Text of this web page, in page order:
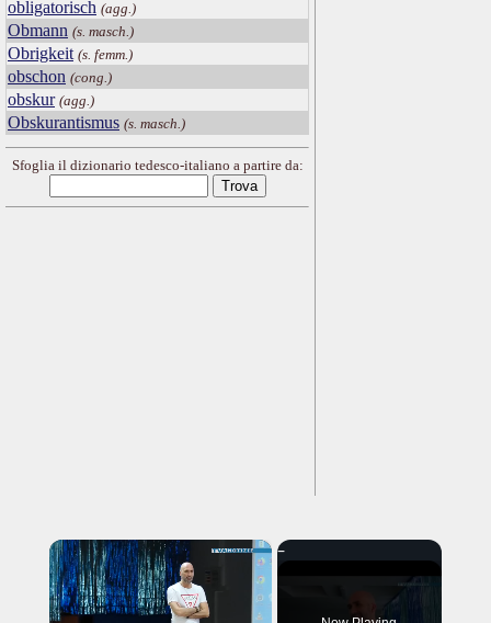
obligatorisch (agg.)
Obmann (s. masch.)
Obrigkeit (s. femm.)
obschon (cong.)
obskur (agg.)
Obskurantismus (s. masch.)
Sfoglia il dizionario tedesco-italiano a partire da:
×